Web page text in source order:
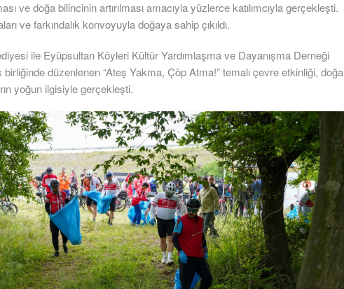
ve doğa bilincinin artırılması amacıyla yüzlerce katılımcıyla gerçekleşti.
ve farkındalık konvoyuyla doğaya sahip çıkıldı.
ile Eyüpsultan Köyleri Kültür Yardımlaşma ve Dayanışma Derneği
düzenlenen “Ateş Yakma, Çöp Atma!” temalı çevre etkinliği, doğa
yoğun ilgisiyle gerçekleşti.